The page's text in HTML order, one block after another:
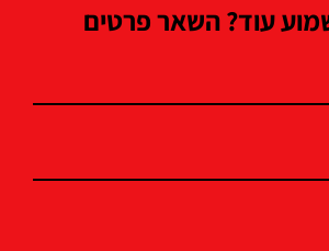
עוד? השאר פרטים